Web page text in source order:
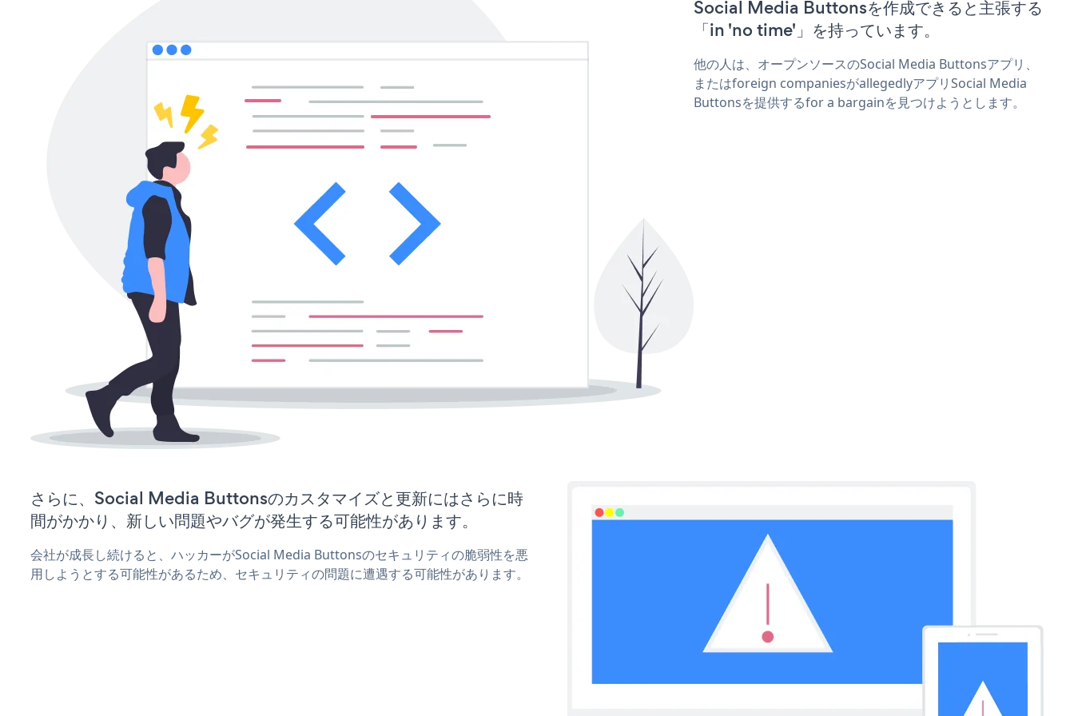
Social Media Buttonsを作成できると主張する
「in 'no time'」を持っています。
他の人は、オープンソースのSocial Media Buttonsアプリ、
またはforeign companiesがallegedlyアプリSocial Media
Buttonsを提供するfor a bargainを見つけようとします。
さらに、Social Media Buttonsのカスタマイズと更新にはさらに時
間がかかり、新しい問題やバグが発生する可能性があります。
会社が成長し続けると、ハッカーがSocial Media Buttonsのセキュリティの脆弱性を悪
用しようとする可能性があるため、セキュリティの問題に遭遇する可能性があります。